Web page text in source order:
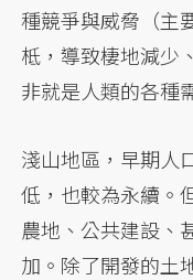
種競爭與威脅（主
柢，導致棲地減少
非就是人類的各種
淺山地區，早期人
低，也較為永續。
農地、公共建設、
加。除了開發的土